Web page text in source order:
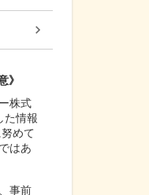
》
株式
た情報
めて
はあ
事前